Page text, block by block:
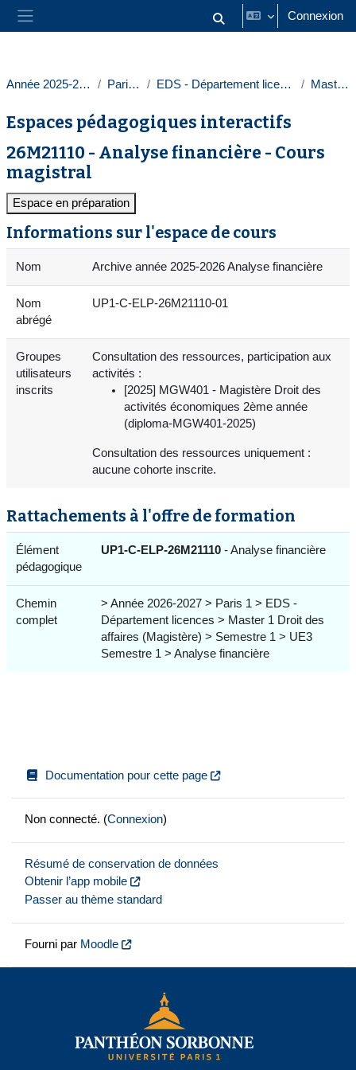
Passer au contenu principal
Panneau latéral Activer/désactiver la saisie
Connexion
Année 2025-2026 Paris 1 EDS - Département licences Masters
Espaces pédagogiques interactifs
26M21110 - Analyse financière - Cours
magistral
Espace en préparation
Informations sur l'espace de cours
Nom Archive année 2025-2026 Analyse financière
Nom
abrégé
UP1-C-ELP-26M21110-01
Groupes
utilisateurs
inscrits
Consultation des ressources, participation aux
activités :
[2025] MGW401 - Magistère Droit des
activités économiques 2ème année
(diploma-MGW401-2025)
Consultation des ressources uniquement :
aucune cohorte inscrite.
Rattachements à l'offre de formation
Élément
pédagogique
UP1-C-ELP-26M21110 - Analyse financière
Chemin
complet
> Année 2026-2027 > Paris 1 > EDS -
Département licences > Master 1 Droit des
affaires (Magistère) > Semestre 1 > UE3
Semestre 1 > Analyse financière
Documentation pour cette page
Non connecté. (Connexion)
Résumé de conservation de données
Obtenir l’app mobile
Passer au thème standard
Fourni par Moodle